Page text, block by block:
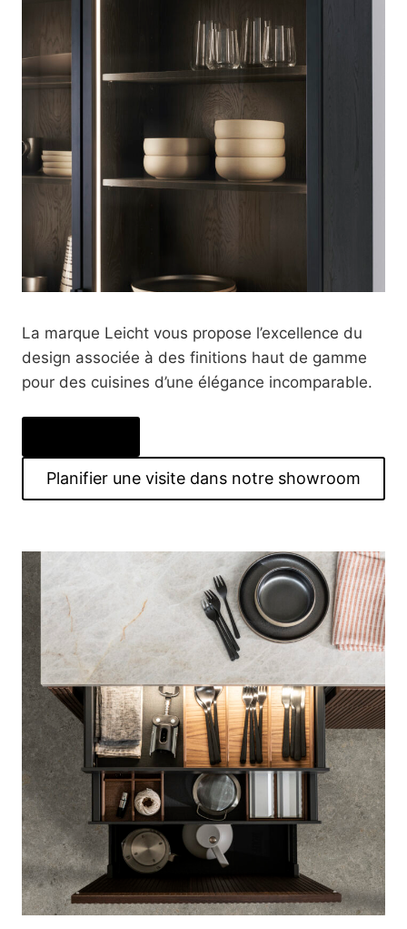
La marque Leicht vous propose l’excellence du
design associée à des finitions haut de gamme
pour des cuisines d’une élégance incomparable.
Planifier une visite dans notre showroom